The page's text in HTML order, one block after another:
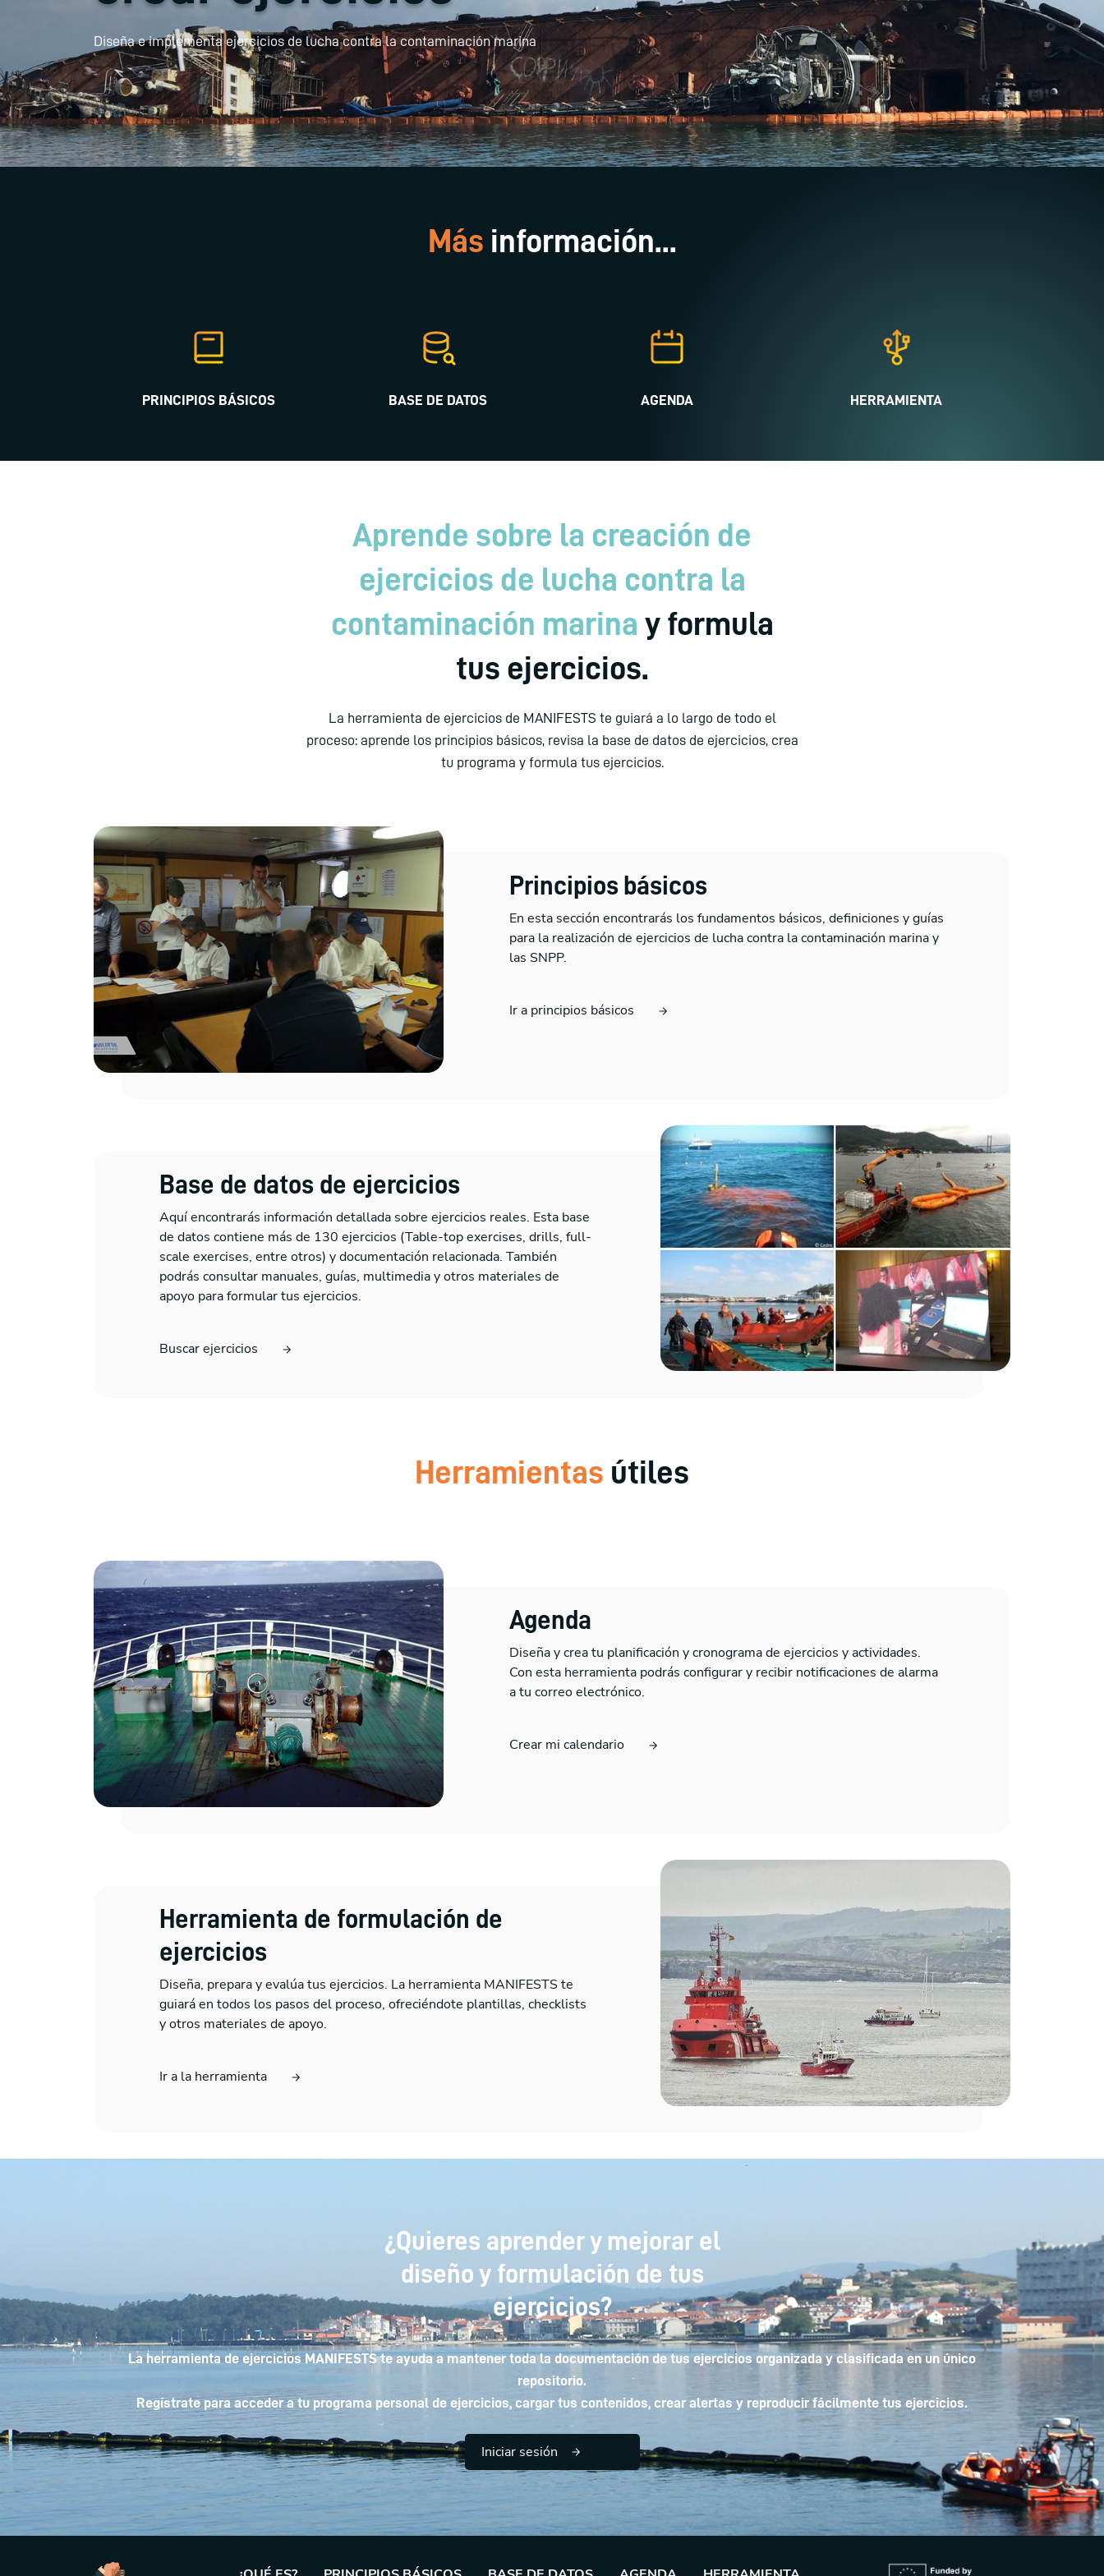
Diseña e implementa ejercicios de lucha contra la contaminación marina
Más información...
PRINCIPIOS BÁSICOS BASE DE DATOS AGENDA HERRAMIENTA
Aprende sobre la creación de
ejercicios de lucha contra la
contaminación marina y formula
tus ejercicios.
La herramienta de ejercicios de MANIFESTS te guiará a lo largo de todo el
proceso: aprende los principios básicos, revisa la base de datos de ejercicios, crea
tu programa y formula tus ejercicios.
Principios básicos
En esta sección encontrarás los fundamentos básicos, definiciones y guías
para la realización de ejercicios de lucha contra la contaminación marina y
las SNPP.
Ir a principios básicos
Base de datos de ejercicios
Aquí encontrarás información detallada sobre ejercicios reales. Esta base
de datos contiene más de 130 ejercicios (Table-top exercises, drills, full-
scale exercises, entre otros) y documentación relacionada. También
podrás consultar manuales, guías, multimedia y otros materiales de
apoyo para formular tus ejercicios.
Buscar ejercicios
Herramientas útiles
Agenda
Diseña y crea tu planificación y cronograma de ejercicios y actividades.
Con esta herramienta podrás configurar y recibir notificaciones de alarma
a tu correo electrónico.
Crear mi calendario
Herramienta de formulación de
ejercicios
Diseña, prepara y evalúa tus ejercicios. La herramienta MANIFESTS te
guiará en todos los pasos del proceso, ofreciéndote plantillas, checklists
y otros materiales de apoyo.
Ir a la herramienta
¿Quieres aprender y mejorar el
diseño y formulación de tus
ejercicios?
La herramienta de ejercicios MANIFESTS te ayuda a mantener toda la documentación de tus ejercicios organizada y clasificada en un único
repositorio.
Regístrate para acceder a tu programa personal de ejercicios, cargar tus contenidos, crear alertas y reproducir fácilmente tus ejercicios.
Iniciar sesión